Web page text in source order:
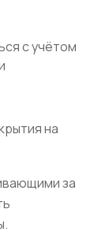
с учётом
на
за